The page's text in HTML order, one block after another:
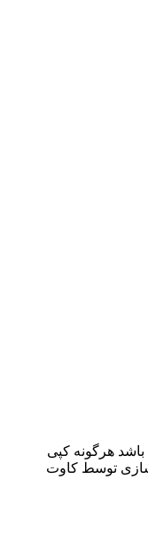
هرگونه کپی
سازی توسط کاوت